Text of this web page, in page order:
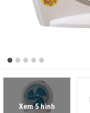
Xem 5 hình